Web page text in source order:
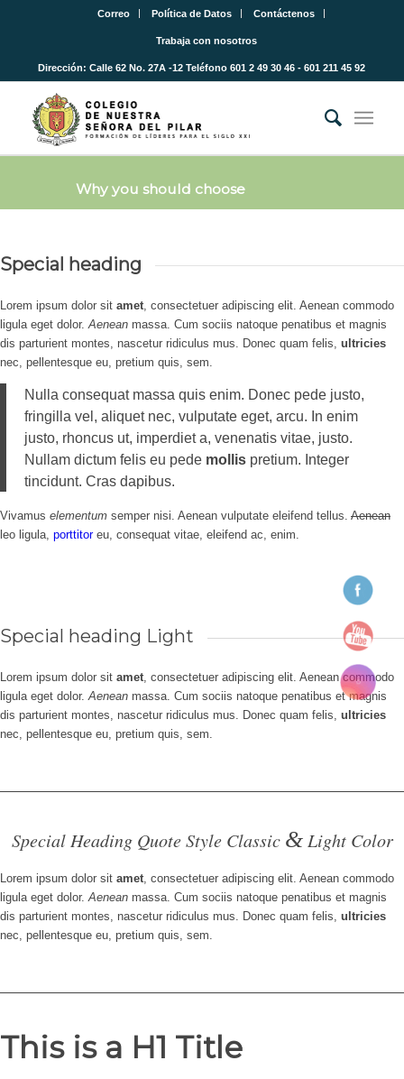
Correo Política de Datos Contáctenos
Trabaja con nosotros
Dirección: Calle 62 No. 27A -12 Teléfono 601 2 49 30 46 - 601 211 45 92
Why you should choose
Special heading
Lorem ipsum dolor sit amet , consectetuer adipiscing elit. Aenean commodo
ligula eget dolor. Aenean massa. Cum sociis natoque penatibus et magnis
dis parturient montes, nascetur ridiculus mus. Donec quam felis, ultricies
nec, pellentesque eu, pretium quis, sem.
Nulla consequat massa quis enim. Donec pede justo,
fringilla vel, aliquet nec, vulputate eget, arcu. In enim
justo, rhoncus ut, imperdiet a, venenatis vitae, justo.
Nullam dictum felis eu pede mollis pretium. Integer
tincidunt. Cras dapibus.
Vivamus elementum semper nisi. Aenean vulputate eleifend tellus. Aenean
leo ligula, porttitoreu, consequat vitae, eleifend ac, enim.
Special heading Light
Lorem ipsum dolor sit amet, consectetuer adipiscing elit. Aenean commodo
ligula eget dolor.Aenean massa. Cum sociis natoque penatibus et magnis
dis parturient montes, nascetur ridiculus mus. Donec quam felis, ultricies
nec, pellentesque eu, pretium quis, sem.
Special Heading Quote Style Classic &Light Color
Lorem ipsum dolor sit amet, consectetuer adipiscing elit. Aenean commodo
ligula eget dolor.Aenean massa. Cum sociis natoque penatibus et magnis
dis parturient montes, nascetur ridiculus mus. Donec quam felis, ultricies
nec, pellentesque eu, pretium quis, sem.
This is a H1 Title